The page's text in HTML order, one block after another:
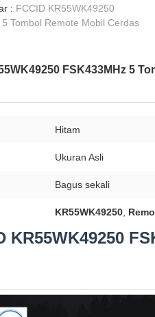
: FCCID KR55WK49250
Tombol Remote Mobil Cerdas
FSK433MHz 5
Hitam
Ukuran Asli
Bagus sekali
KR55WK49250,
KR55WK49250